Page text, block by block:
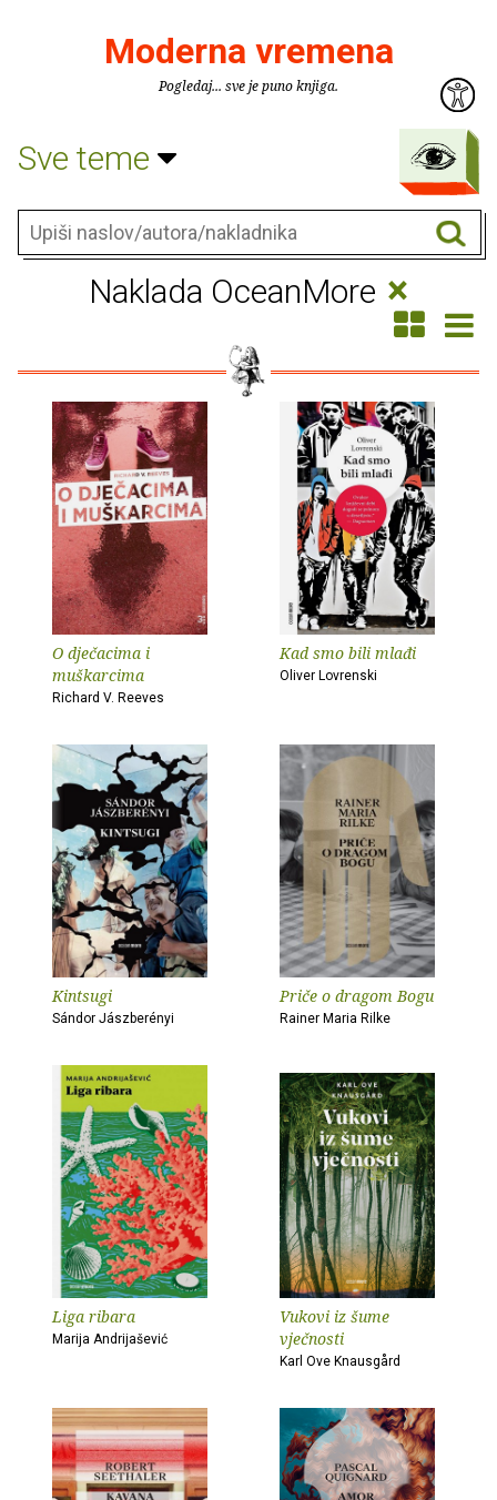
Moderna vremena
Pogledaj... sve je puno knjiga.
Sve teme
Naklada OceanMore ×
O dječacima i
muškarcima
Richard V. Reeves
Kad smo bili mlađi
Oliver Lovrenski
Kintsugi
Sándor Jászberényi
Priče o dragom Bogu
Rainer Maria Rilke
Liga ribara
Marija Andrijašević
Vukovi iz šume
vječnosti
Karl Ove Knausgård